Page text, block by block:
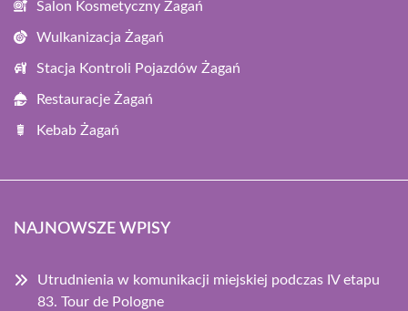
Salon Kosmetyczny Żagań
Wulkanizacja Żagań
Stacja Kontroli Pojazdów Żagań
Restauracje Żagań
Kebab Żagań
NAJNOWSZE WPISY
Utrudnienia w komunikacji miejskiej podczas IV etapu
83. Tour de Pologne